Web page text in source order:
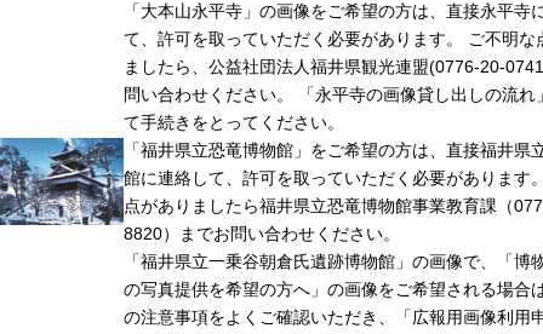
「大本山永平寺」の画像をご希望の方は、直接永平寺
て、許可を取っていただく必要があります。 ご不明な
ましたら、公益社団法人福井県観光連盟(0776-20-
問い合わせください。 「永平寺の画像貸し出しの流れ
て手続きをとってください。
「福井県立恐竜博物館」をご希望の方は、直接福井県
館に連絡して、許可を取っていただく必要があります
点がありましたら福井県立恐竜博物館事業教育課（
8820）までお問い合わせください。
「福井県立一乗谷朝倉氏遺跡博物館」の画像で、「博
の写真提供を希望の方へ」の画像をご希望される場合
の注意事項をよくご確認いただき、「広報用画像利用